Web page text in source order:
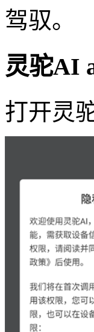
驾驭。
灵驼AI
打开灵